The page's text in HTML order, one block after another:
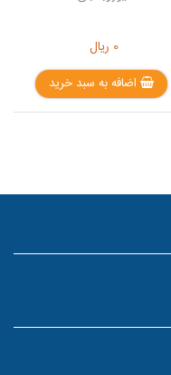
0 ریال
اضافه به سبد خرید